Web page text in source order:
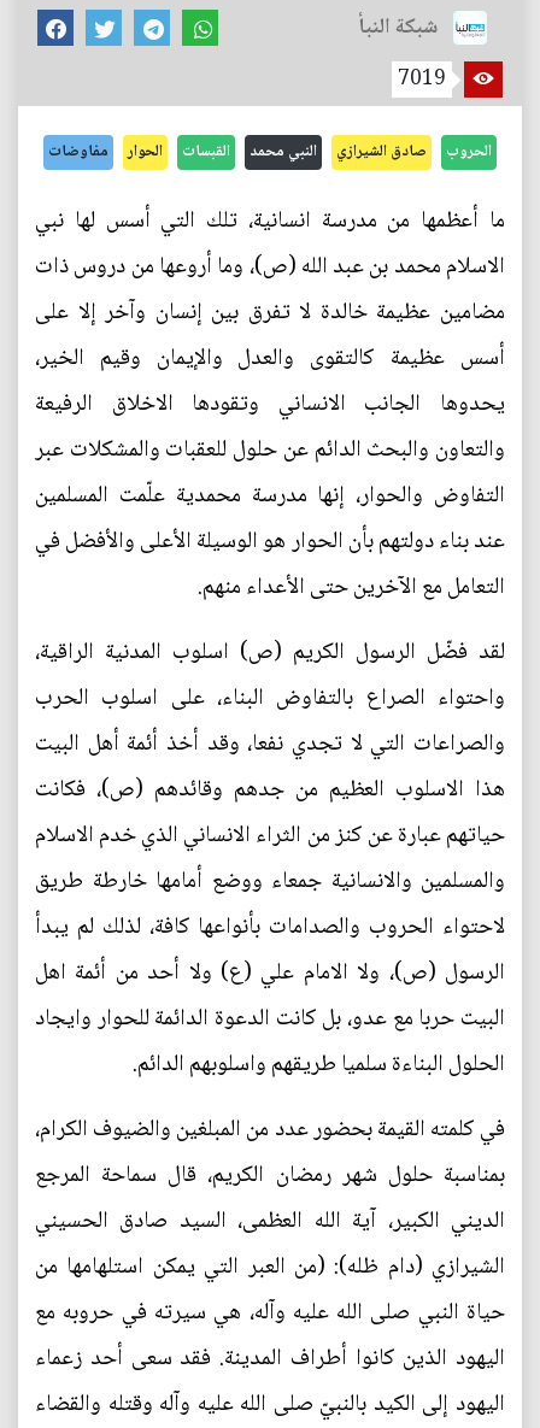
شبكة النبأ
7019
الحروب صادق الشيرازي النبي محمد القبسات الحوار مفاوضات
ما أعظمها من مدرسة انسانية، تلك التي أسس لها نبي
الاسلام محمد بن عبد الله (ص)، وما أروعها من دروس ذات
مضامين عظيمة خالدة لا تفرق بين إنسان وآخر إلا على
أسس عظيمة كالتقوى والعدل والإيمان وقيم الخير،
يحدوها الجانب الانساني وتقودها الاخلاق الرفيعة
والتعاون والبحث الدائم عن حلول للعقبات والمشكلات عبر
التفاوض والحوار، إنها مدرسة محمدية علّمت المسلمين
عند بناء دولتهم بأن الحوار هو الوسيلة الأعلى والأفضل في
التعامل مع الآخرين حتى الأعداء منهم.
لقد فضّل الرسول الكريم (ص) اسلوب المدنية الراقية،
واحتواء الصراع بالتفاوض البناء، على اسلوب الحرب
والصراعات التي لا تجدي نفعا، وقد أخذ أئمة أهل البيت
هذا الاسلوب العظيم من جدهم وقائدهم (ص)، فكانت
حياتهم عبارة عن كنز من الثراء الانساني الذي خدم الاسلام
والمسلمين والانسانية جمعاء ووضع أمامها خارطة طريق
لاحتواء الحروب والصدامات بأنواعها كافة، لذلك لم يبدأ
الرسول (ص)، ولا الامام علي (ع) ولا أحد من أئمة اهل
البيت حربا مع عدو، بل كانت الدعوة الدائمة للحوار وايجاد
الحلول البناءة سلميا طريقهم واسلوبهم الدائم.
في كلمته القيمة بحضور عدد من المبلغين والضيوف الكرام،
بمناسبة حلول شهر رمضان الكريم، قال سماحة المرجع
الديني الكبير، آية الله العظمى، السيد صادق الحسيني
الشيرازي (دام ظله): (من العبر التي يمكن استلهامها من
حياة النبي صلى الله عليه وآله، هي سيرته في حروبه مع
اليهود الذين كانوا أطراف المدينة. فقد سعى أحد زعماء
اليهود إلى الكيد بالنبيّ صلى الله عليه وآله وقتله والقضاء